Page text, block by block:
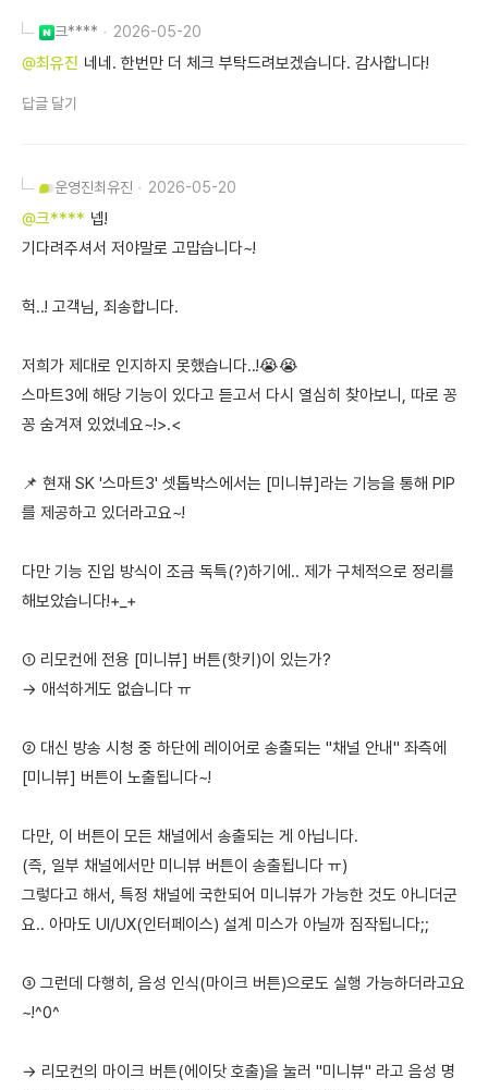
크**** 2026-05-20
@최유진 네네. 한번만 더 체크 부탁드려보겠습니다. 감사합니다!
답글 달기
운영진최유진 2026-05-20
@크**** 넵!
기다려주셔서 저야말로 고맙습니다~!
헉..! 고객님, 죄송합니다.
저희가 제대로 인지하지 못했습니다..!😭😭
스마트3에 해당 기능이 있다고 듣고서 다시 열심히 찾아보니, 따로 꽁
꽁 숨겨져 있었네요~!>.<
📌 현재 SK '스마트3' 셋톱박스에서는 [미니뷰]라는 기능을 통해 PIP
를 제공하고 있더라고요~!
다만 기능 진입 방식이 조금 독특(?)하기에.. 제가 구체적으로 정리를
해보았습니다!+_+
① 리모컨에 전용 [미니뷰] 버튼(핫키)이 있는가?
→ 애석하게도 없습니다 ㅠ
② 대신 방송 시청 중 하단에 레이어로 송출되는 "채널 안내" 좌측에
[미니뷰] 버튼이 노출됩니다~!
다만, 이 버튼이 모든 채널에서 송출되는 게 아닙니다.
(즉, 일부 채널에서만 미니뷰 버튼이 송출됩니다 ㅠ)
그렇다고 해서, 특정 채널에 국한되어 미니뷰가 가능한 것도 아니더군
요.. 아마도 UI/UX(인터페이스) 설계 미스가 아닐까 짐작됩니다;;
③ 그런데 다행히, 음성 인식(마이크 버튼)으로도 실행 가능하더라고요
~!^0^
→ 리모컨의 마이크 버튼(에이닷 호출)을 눌러 "미니뷰" 라고 음성 명